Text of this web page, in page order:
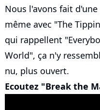
Nous l'avons fait
même avec "The
qui rappellent
World", ça n'y
nu, plus ouvert.
Ecoutez "Break the